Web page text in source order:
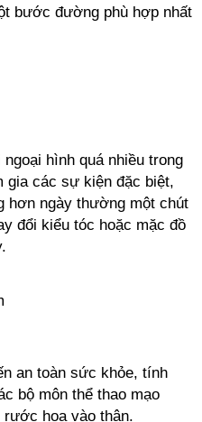
bước đường phù hợp nhất
hình quá nhiều trong
gia các sự kiện đặc biệt,
hơn ngày thường một chút
đổi kiểu tóc hoặc mặc đồ
an toàn sức khỏe, tính
bộ môn thể thao mạo
rước họa vào thân.